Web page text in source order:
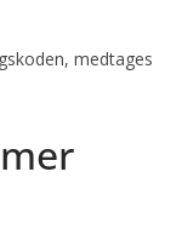
medtages